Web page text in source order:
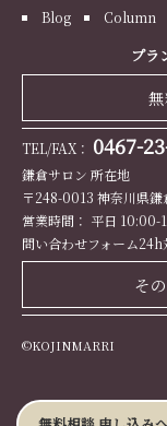
Blog
Column
プラ
TEL/FAX： 0467-
鎌倉サロン 所在地
〒248-0013 神奈川県鎌
営業時間： 平日 10:00-
問い合わせフォーム24h
そ
©KOJINMARRI